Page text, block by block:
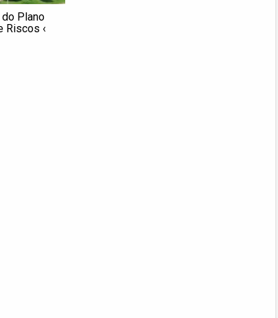
do Plano
Riscos ‹